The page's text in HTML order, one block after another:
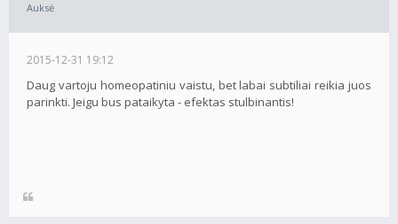
Auksė
2015-12-31 19:12
Daug vartoju homeopatiniu vaistu, bet labai subtiliai reikia juos
parinkti. Jeigu bus pataikyta - efektas stulbinantis!